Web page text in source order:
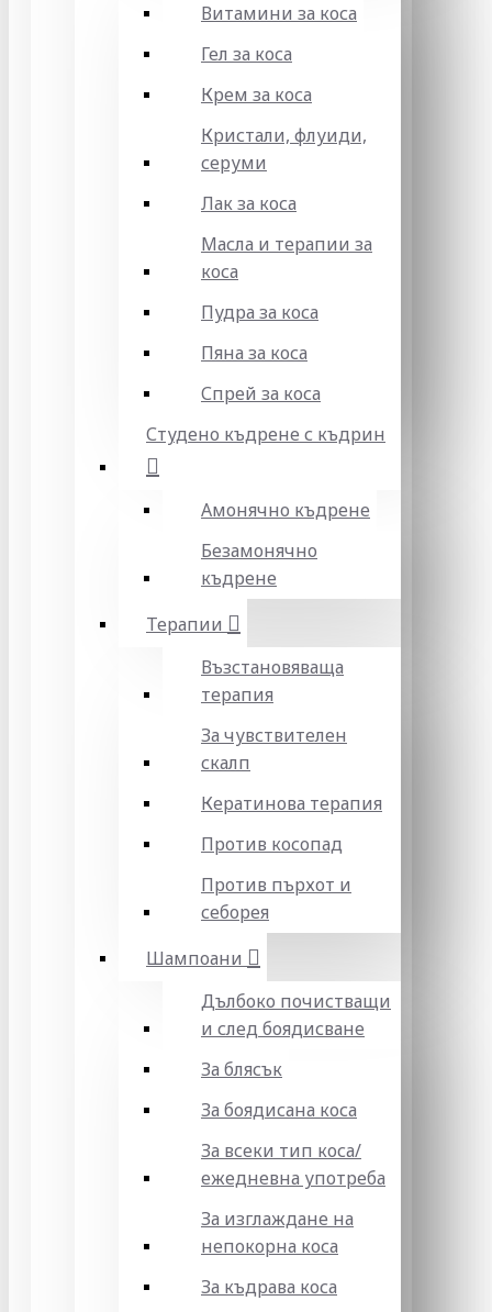
Витамини за коса
Гел за коса
Крем за коса
Кристали, флуиди,
серуми
Лак за коса
Масла и терапии за
коса
Пудра за коса
Пяна за коса
Спрей за коса
Студено къдрене с къдрин
Амонячно къдрене
Безамонячно
къдрене
Терапии
Възстановяваща
терапия
За чувствителен
скалп
Кератинова терапия
Против косопад
Против пърхот и
себорея
Шампоани
Дълбоко почистващи
и след боядисване
За блясък
За боядисана коса
За всеки тип коса/
ежедневна употреба
За изглаждане на
непокорна коса
За къдрава коса